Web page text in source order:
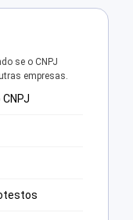
se o CNPJ
empresas.